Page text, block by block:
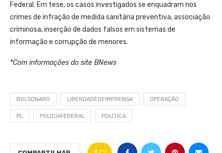
Federal. Em tese, os casos investigados se enquadram nos
crimes de infração de medida sanitária preventiva, associação
criminosa, inserção de dados falsos em sistemas de
informação e corrupção de menores.
*Com informações do site BNews
BOLSONARO LIBERDADEDEIMPRENSA OPERAÇÃO
PL POLICIAFEDERAL POLÍTICA